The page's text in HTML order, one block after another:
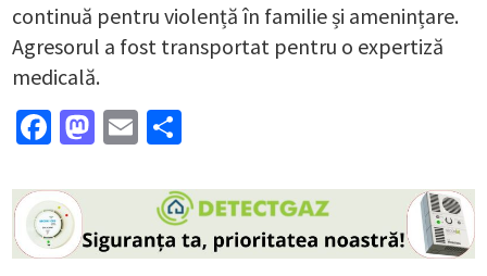
continuă pentru violență în familie și amenințare.
Agresorul a fost transportat pentru o expertiză
medicală.
Facebook
Mastodon
Email